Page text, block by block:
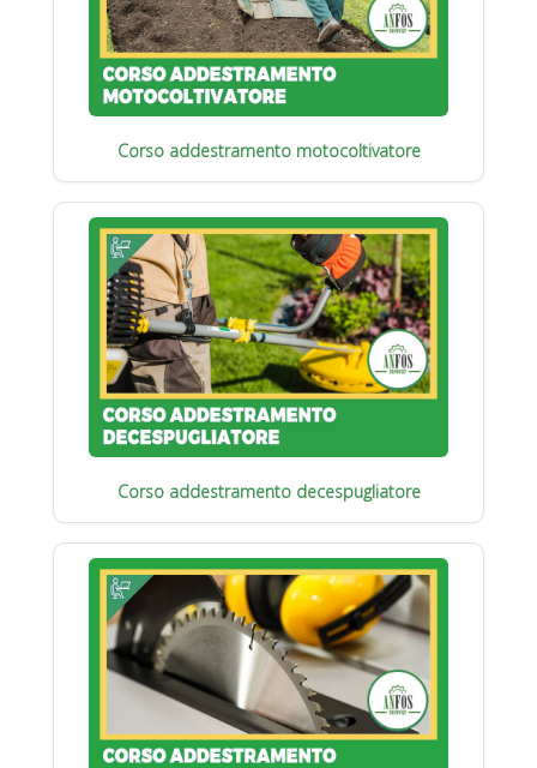
Corso addestramento motocoltivatore
Corso addestramento decespugliatore